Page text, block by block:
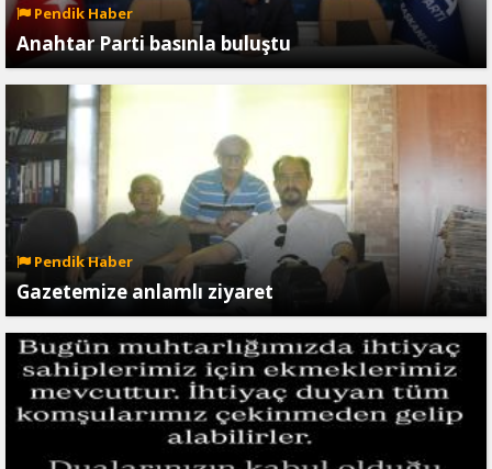
Pendik Haber
Anahtar Parti basınla buluştu
Pendik Haber
Gazetemize anlamlı ziyaret